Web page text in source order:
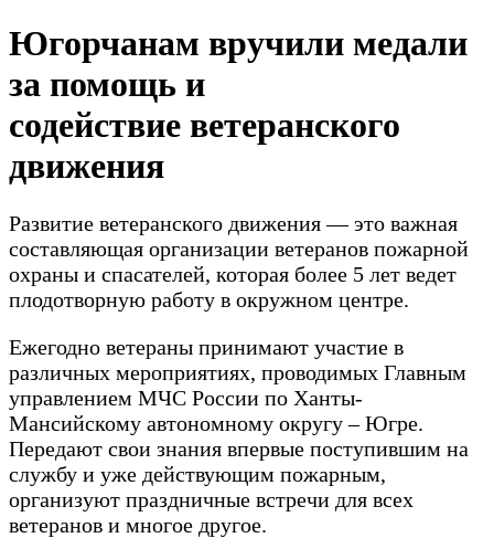
Югорчанам вручили медали
за помощь и
содействие ветеранского
движения
Развитие ветеранского движения — это важная
составляющая организации ветеранов пожарной
охраны и спасателей, которая более 5 лет ведет
плодотворную работу в окружном центре.
Ежегодно ветераны принимают участие в
различных мероприятиях, проводимых Главным
управлением МЧС России по Ханты-
Мансийскому автономному округу – Югре.
Передают свои знания впервые поступившим на
службу и уже действующим пожарным,
организуют праздничные встречи для всех
ветеранов и многое другое.